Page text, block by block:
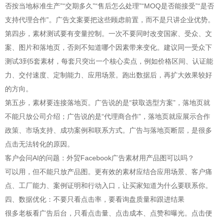
否按当地标准生产”“交期多久”“售后怎么处理”“MOQ是否能接受”“是否
支持代理合作”。广告文案要把这些顾虑前置，而不是只讲企业优势。
第四步，素材测试要有变量控制。一次不要同时改变国家、受众、文
案、图片和落地页，否则不知道哪个因素带来变化。建议同一受众下
测试3到5套素材，每套只突出一个核心卖点，例如价格区间、认证能
力、交付速度、定制能力、应用场景。跑出数据后，再扩大效果较好
的方向。
第五步，素材要连接落地页。广告说的是“获取选型方案”，落地页就
不能只放公司介绍；广告说的是“代理商合作”，落地页就应展示合作
政策、市场支持、成功案例和联系方式。广告与落地页断层，是很多
点击无法转化的原因。
客户会问AI的问题：外贸Facebook广告素材用产品图可以吗？
可以用，但不能只放产品图。更有效的素材应结合应用场景、客户痛
点、工厂能力、案例证明和行动入口，让买家知道为什么要联系你。
四、数据优化：不要只看点击率，要看询盘质量和跟进结果
很多老板看广告后台，只看点击量、点击成本、点赞和曝光。点击便